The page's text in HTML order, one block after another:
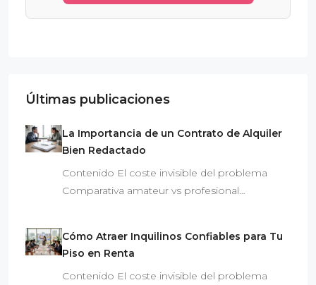
Últimas publicaciones
La Importancia de un Contrato de Alquiler
Bien Redactado
Contenido El coste invisible del problema
Comparativa amateur vs profesional…
Cómo Atraer Inquilinos Confiables para Tu
Piso en Renta
Contenido El coste invisible del problema